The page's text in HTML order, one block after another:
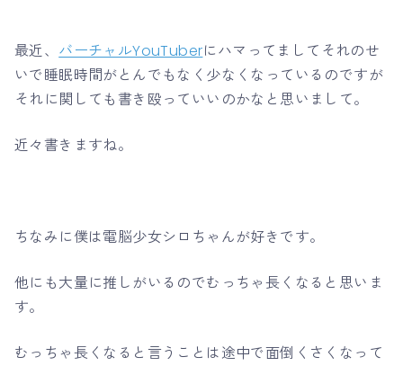
最近、 バーチャルYouTuberにハマってましてそれのせ
いで睡眠時間がとんでもなく少なくなっているのですが
それに関しても書き殴っていいのかなと思いまして。
近々書きますね。
ちなみに僕は電脳少女シロちゃんが好きです。
他にも大量に推しがいるのでむっちゃ長くなると思いま
す。
むっちゃ長くなると言うことは途中で面倒くさくなって